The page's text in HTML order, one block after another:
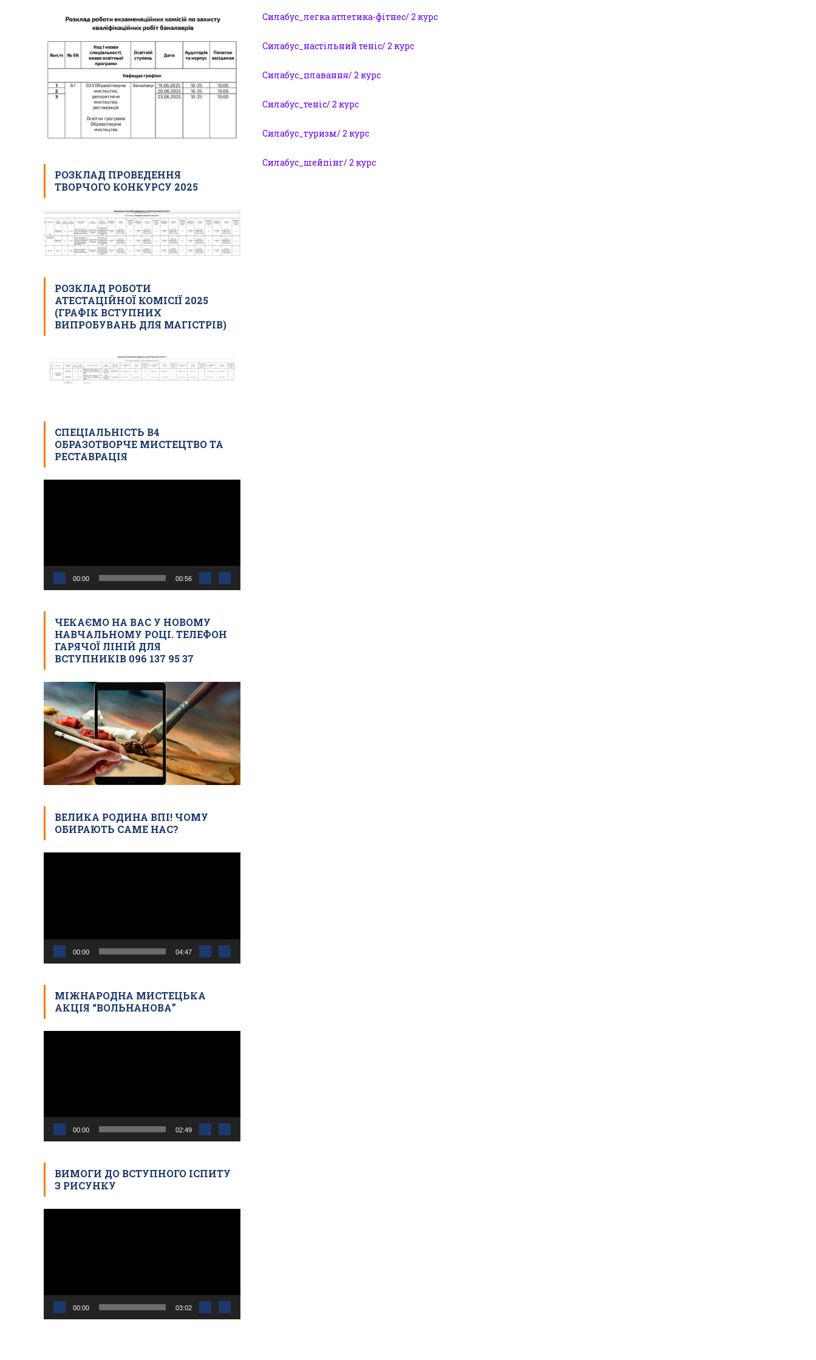
Силабус_легка атлетика-фітнес/ 2 курс
Силабус_настільний теніс/ 2 курс
Силабус_плавання/ 2 курс
Силабус_теніс/ 2 курс
Силабус_туризм/ 2 курс
Силабус_шейпінг/ 2 курс
РОЗКЛАД ПРОВЕДЕННЯ
ТВОРЧОГО КОНКУРСУ 2025
РОЗКЛАД РОБОТИ
АТЕСТАЦІЙНОЇ КОМІСІЇ 2025
(ГРАФІК ВСТУПНИХ
ВИПРОБУВАНЬ ДЛЯ МАГІСТРІВ)
СПЕЦІАЛЬНІСТЬ В4
ОБРАЗОТВОРЧЕ МИСТЕЦТВО ТА
РЕСТАВРАЦІЯ
00:00 00:56
ЧЕКАЄМО НА ВАС У НОВОМУ
НАВЧАЛЬНОМУ РОЦІ. ТЕЛЕФОН
ГАРЯЧОЇ ЛІНІЙ ДЛЯ
ВСТУПНИКІВ 096 137 95 37
ВЕЛИКА РОДИНА ВПІ! ЧОМУ
ОБИРАЮТЬ САМЕ НАС?
00:00 04:47
МІЖНАРОДНА МИСТЕЦЬКА
АКЦІЯ “ВОЛЬНАНОВА”
00:00 02:49
ВИМОГИ ДО ВСТУПНОГО ІСПИТУ
З РИСУНКУ
00:00 03:02